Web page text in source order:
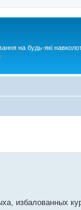
на будь-які
избалованных